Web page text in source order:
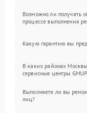
Возможно ли получать
процессе выполнения
Какую гарантию вы
В каких районах
сервисные центры
Выполняете ли вы
лиц?